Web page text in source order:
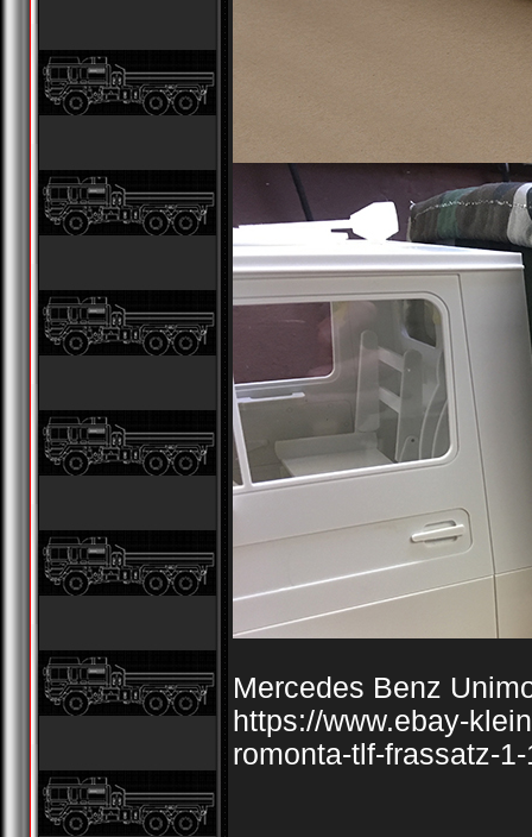
Mercedes Benz
https://www.ebay-
romonta-tlf-frassatz-